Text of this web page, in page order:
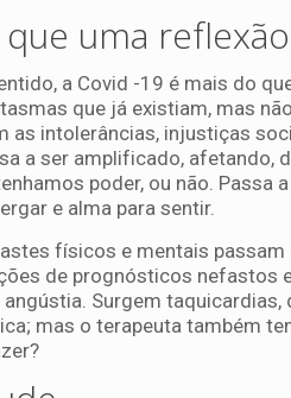
que uma reflexão
a Covid -19 é mais do
que já existiam, mas
as intolerâncias, injustiças
a ser amplificado, afetando,
poder, ou não. Passa
e alma para sentir.
físicos e mentais
de prognósticos nefastos
angústia. Surgem
mas o terapeuta também